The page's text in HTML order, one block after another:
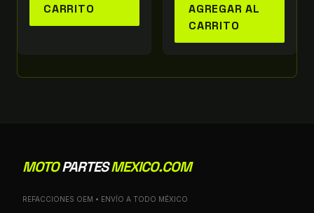
CARRITO
AGREGAR AL
CARRITO
MOTOPARTESMEXICO.COM
REFACCIONES OEM • ENVÍO A TODO MÉXICO